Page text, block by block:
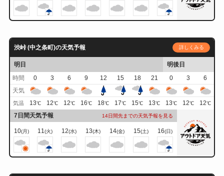
渋峠 (中之条町)の天気予報 詳しくみる
明日
明後日
時間
0 3 6 9 12 15 18 21 0 3
6
天気
気温 13℃ 12℃ 12℃ 16℃ 18℃ 17℃ 15℃ 13℃ 13℃ 12℃ 12℃
7日間天気予報 14日間先までの天気予報を見る
10(月) 11(火) 12(水) 13(木) 14(金) 15(土) 16(日)